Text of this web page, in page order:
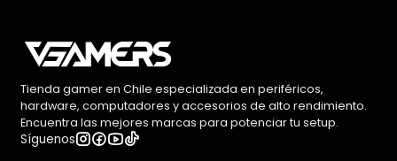
Tienda gamer en Chile especializada en periféricos,
hardware, computadores y accesorios de alto rendimiento.
Encuentra las mejores marcas para potenciar tu setup.
Síguenos